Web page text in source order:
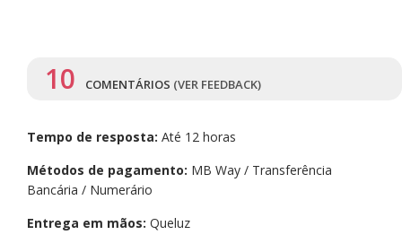
10 COMENTÁRIOS (VER FEEDBACK)
Tempo de resposta: Até 12 horas
Métodos de pagamento: MB Way / Transferência
Bancária / Numerário
Entrega em mãos: Queluz